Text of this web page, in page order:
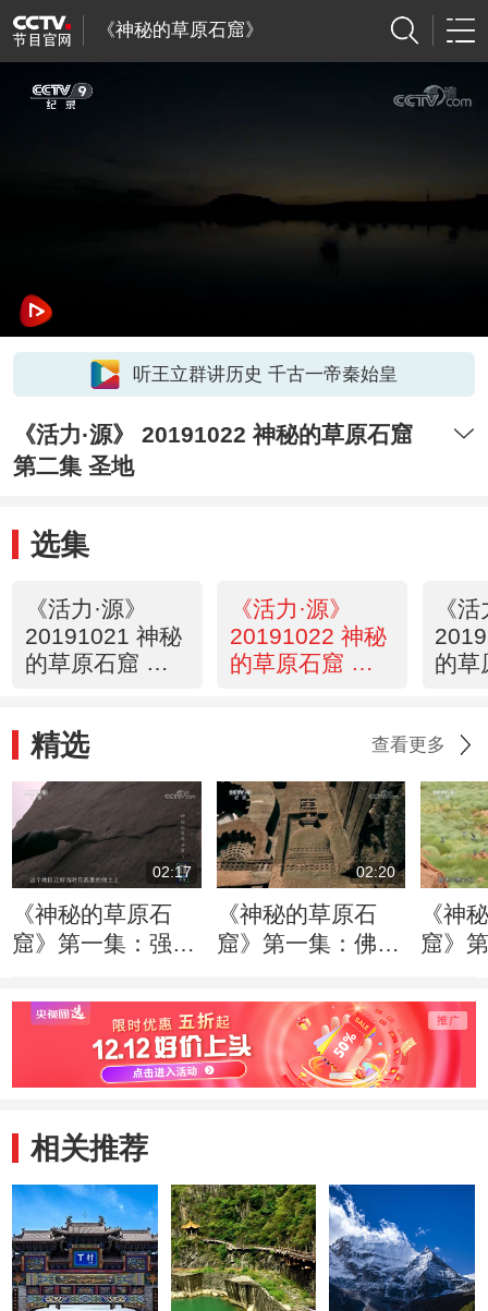
《神秘的草原石窟》
听王立群讲历史 千古一帝秦始皇
《活力·源》 20191022 神秘的草原石窟
第二集 圣地
选集
《活力·源》
20191021 神秘
的草原石窟 第
《活力·源》
20191022 神秘
的草原石窟 第
《
的草
精选 查看更多
02:17
《神秘的草原石
窟》第一集：强盛
就唯一一处草原石
窟
02:20
《神秘的草原石
窟》第一集：佛教
层层演变成就阿尔
寨石窟
《神
窟》
黄沙
相关推荐